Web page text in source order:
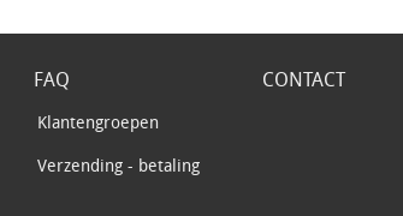
FAQ
Klantengroepen
Verzending - betaling
CONTACT